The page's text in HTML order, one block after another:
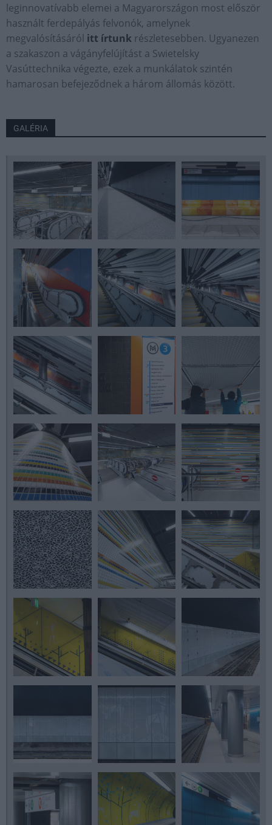
leginnovatívabb elemei a Magyarországon most először
használt ferdepályás felvonók, amelynek
megvalósításáról itt írtunk részletesebben. Ugyanezen
a szakaszon a vágányfelújítást a Swietelsky
Vasúttechnika végezte, ezek a munkálatok szintén
hamarosan befejeződnek a három állomás között.
GALÉRIA